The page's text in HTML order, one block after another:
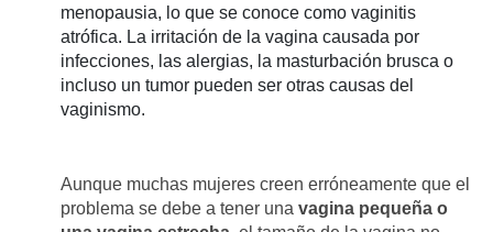
menopausia, lo que se conoce como vaginitis
atrófica. La irritación de la vagina causada por
infecciones, las alergias, la masturbación brusca o
incluso un tumor pueden ser otras causas del
vaginismo.
Aunque muchas mujeres creen erróneamente que el
problema se debe a tener una vagina pequeña o